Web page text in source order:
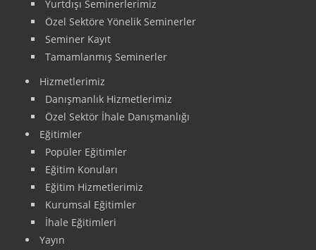
Yurtdışı Seminerlerimiz
Özel Sektöre Yönelik Seminerler
Seminer Kayıt
Tamamlanmış Seminerler
Hizmetlerimiz
Danışmanlık Hizmetlerimiz
Özel Sektör İhale Danışmanlığı
Eğitimler
Popüler Eğitimler
Eğitim Konuları
Eğitim Hizmetlerimiz
Kurumsal Eğitimler
İhale Eğitimleri
Yayın